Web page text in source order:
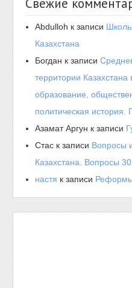
Свежие
Abdulloh к записи
Казахстана
Богдан к записи
территории Казахстана
образование,
политическая
Азамат Аргун к записи
Стас к записи Вопросы
Казахстана. Вопросы
настя к записи Реформы